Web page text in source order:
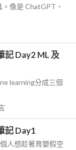
像是 ChatGPT、
記 Day2 ML 及
learning分成三個
記 Day1
人想趁著育嬰假空